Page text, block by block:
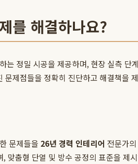
를 해결하나요?
정밀 시공을 제공하며, 현장 실측
제점들을 정확히 진단하고 해결책을
문제들을 26년 경력 인테리어 전문가
춤형 단열 및 방수 공정의 표준을 제